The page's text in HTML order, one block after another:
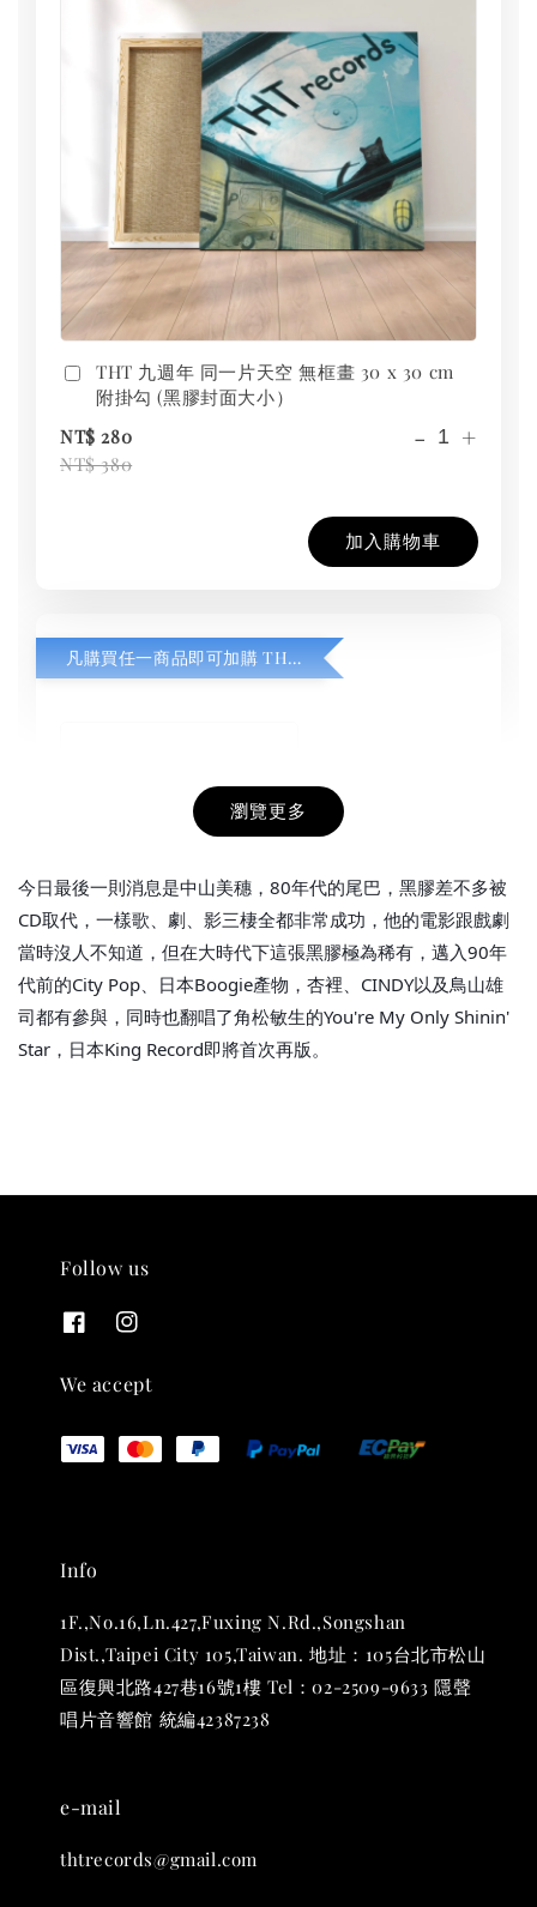
THT 九週年 同一片天空 無框畫 30 x 30 cm
附掛勾 (黑膠封面大小）
NT$ 280
NT$ 380
- +
加入購物車
凡購買任一商品即可加購 THT 九週年紀念 T-shirt
THT 九週年紀念 T-shirt
- +
THT 九週年 唱片墊 (2入一組)
NT$ 480
NT$ 580
- +
瀏覽更多
今日最後一則消息是中山美穗，80年代的尾巴，黑膠差不多被
CD取代，一樣歌、劇、影三棲全都非常成功，他的電影跟戲劇
當時沒人不知道，但在大時代下這張黑膠極為稀有，邁入90年
代前的City Pop、日本Boogie產物，杏裡、CINDY以及鳥山雄
司都有參與，同時也翻唱了角松敏生的You're My Only Shinin'
Star，日本King Record即將首次再版。
Follow us
We accept
Info
1F.,No.16,Ln.427,Fuxing N.Rd.,Songshan
Dist.,Taipei City 105,Taiwan. 地址：105台北市松山
區復興北路427巷16號1樓 Tel：02-2509-9633 隱聲
唱片音響館 統編42387238
e-mail
thtrecords@gmail.com